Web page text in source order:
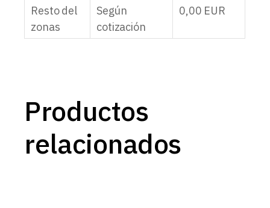
Resto del
zonas
Según
cotización
0,00 EUR
Productos
relacionados